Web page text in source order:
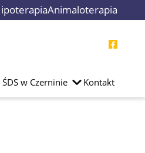
Animaloterapia
ŚDS w Czerninie Kontakt